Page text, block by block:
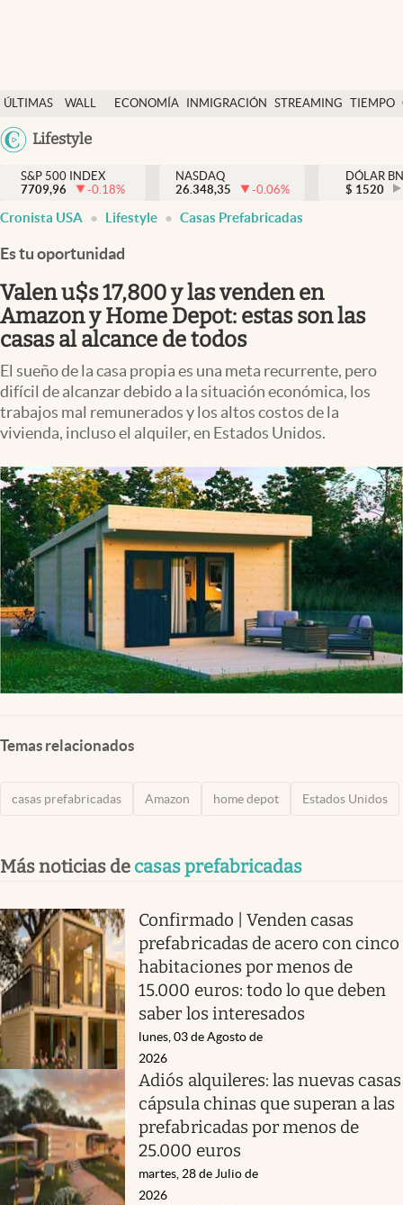
ÚLTIMAS
NOTICIAS
WALL
Y
DÓLAR
ECONOMÍA INMIGRACIÓN STREAMING TIEMPO
México
Lifestyle
Finanzas y economía
Wall Street y dólar
Inmigración
Espiritual
Streaming
PC y mobile
Lifestyle
S&P 500 INDEX
7709,96
-0.18%
NASDAQ
26.348,35
-0.06%
DÓLAR
$ 1520
Cronista USA Lifestyle Casas Prefabricadas
Es tu oportunidad
Valen u$s 17,800 y las venden en
Amazon y Home Depot: estas son las
casas al alcance de todos
El sueño de la casa propia es una meta recurrente, pero
difícil de alcanzar debido a la situación económica, los
trabajos mal remunerados y los altos costos de la
vivienda, incluso el alquiler, en Estados Unidos.
Temas relacionados
casas prefabricadas Amazon home depot Estados Unidos
Más noticias de casas prefabricadas
Confirmado | Venden casas
prefabricadas de acero con cinco
habitaciones por menos de
15.000 euros: todo lo que deben
saber los interesados
lunes, 03 de Agosto de
2026
Adiós alquileres: las nuevas casas
cápsula chinas que superan a las
prefabricadas por menos de
25.000 euros
martes, 28 de Julio de
2026